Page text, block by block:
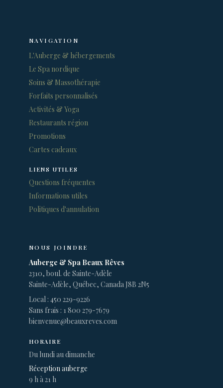
NAVIGATION
L'Auberge & hébergements
Le Spa nordique
Soins & Massothérapie
Forfaits personnalisés
Activités & Yoga
Restaurants région
Promotions
Cartes cadeaux
LIENS UTILES
Questions fréquentes
Informations utiles
Politiques d'annulation
NOUS JOINDRE
Auberge & Spa Beaux Rêves
2310, boul. de Sainte-Adèle
Sainte-Adèle, Québec, Canada J8B 2N5
Local : 450 229-9226
Sans frais : 1 800 279-7679
bienvenue@beauxreves.com
HORAIRE
Du lundi au dimanche
Réception auberge
9 h à 21 h